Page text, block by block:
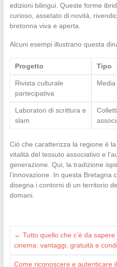
edizioni bilingui. Queste forme
curioso, assetato di novità,
bretonna viva e aperta.
Alcuni esempi illustrano questa
Progetto Tipo
Rivista culturale
partecipativa
Laboratori di scrittura e
slam
Ciò che caratterizza la regione è
vitalità del tessuto associativo e
generazione. Qui, la tradizione
l’innovazione. In questa Bretagna
disegna i contorni di un territorio
domani.
← Tutto quello che c’è da
cinema: vantaggi, gratuità e
Come riconoscere e autenticare